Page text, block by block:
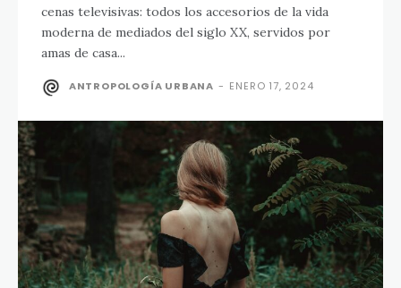
cenas televisivas: todos los accesorios de la vida
moderna de mediados del siglo XX, servidos por
amas de casa...
ANTROPOLOGÍA URBANA - ENERO 17, 2024